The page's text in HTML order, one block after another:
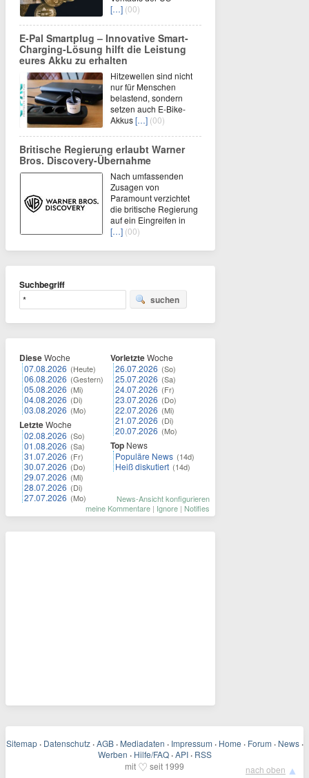
[…] (00)
E-Pal Smartplug – Innovative Smart-
Charging-Lösung hilft die Leistung
eures Akku zu erhalten
Hitzewellen sind nicht
nur für Menschen
belastend, sondern
setzen auch E-Bike-
Akkus[…] (00)
Britische Regierung erlaubt Warner
Bros. Discovery-Übernahme
Nach umfassenden
Zusagen von
Paramount verzichtet
die britische Regierung
auf ein Eingreifen in
[…] (00)
Suchbegriff
suchen
DieseWoche
07.08.2026 (Heute)
06.08.2026 (Gestern)
05.08.2026 (Mi)
04.08.2026 (Di)
03.08.2026 (Mo)
LetzteWoche
02.08.2026 (So)
01.08.2026 (Sa)
31.07.2026 (Fr)
30.07.2026 (Do)
29.07.2026 (Mi)
28.07.2026 (Di)
27.07.2026 (Mo)
VorletzteWoche
26.07.2026 (So)
25.07.2026 (Sa)
24.07.2026 (Fr)
23.07.2026 (Do)
22.07.2026 (Mi)
21.07.2026 (Di)
20.07.2026 (Mo)
Top News
Populäre News (14d)
Heiß diskutiert (14d)
News-Ansicht konfigurieren
meine Kommentare | Ignore | Notifies
Sitemap · Datenschutz · AGB · Mediadaten · Impressum · Home · Forum · News ·
Werben · Hilfe/FAQ · API · RSS
mit ♡ seit 1999 nach oben ▲